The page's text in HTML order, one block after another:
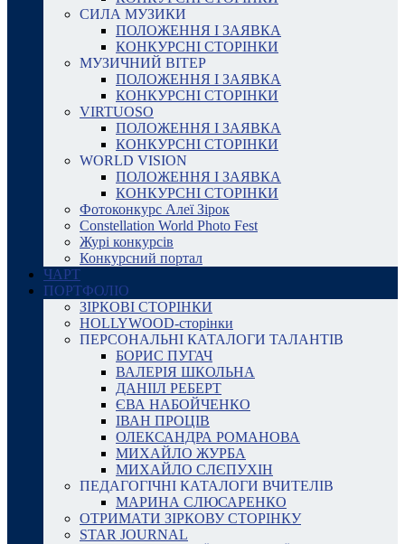
СИЛА МУЗИКИ
ПОЛОЖЕННЯ І ЗАЯВКА
КОНКУРСНІ СТОРІНКИ
МУЗИЧНИЙ ВІТЕР
ПОЛОЖЕННЯ І ЗАЯВКА
КОНКУРСНІ СТОРІНКИ
VIRTUOSO
ПОЛОЖЕННЯ І ЗАЯВКА
КОНКУРСНІ СТОРІНКИ
WORLD VISION
ПОЛОЖЕННЯ І ЗАЯВКА
КОНКУРСНІ СТОРІНКИ
Фотоконкурс Алеї Зірок
Constellation World Photo Fest
Журі конкурсів
Конкурсний портал
ЧАРТ
ПОРТФОЛІО
ЗІРКОВІ СТОРІНКИ
HOLLYWOOD-сторінки
ПЕРСОНАЛЬНІ КАТАЛОГИ ТАЛАНТІВ
БОРИС ПУГАЧ
ВАЛЕРІЯ ШКОЛЬНА
ДАНІІЛ РЕБЕРТ
ЄВА НАБОЙЧЕНКО
ІВАН ПРОЦІВ
ОЛЕКСАНДРА РОМАНОВА
МИХАЙЛО ЖУРБА
МИХАЙЛО СЛЄПУХІН
ПЕДАГОГІЧНІ КАТАЛОГИ ВЧИТЕЛІВ
МАРИНА СЛЮСАРЕНКО
ОТРИМАТИ ЗІРКОВУ СТОРІНКУ
STAR JOURNAL